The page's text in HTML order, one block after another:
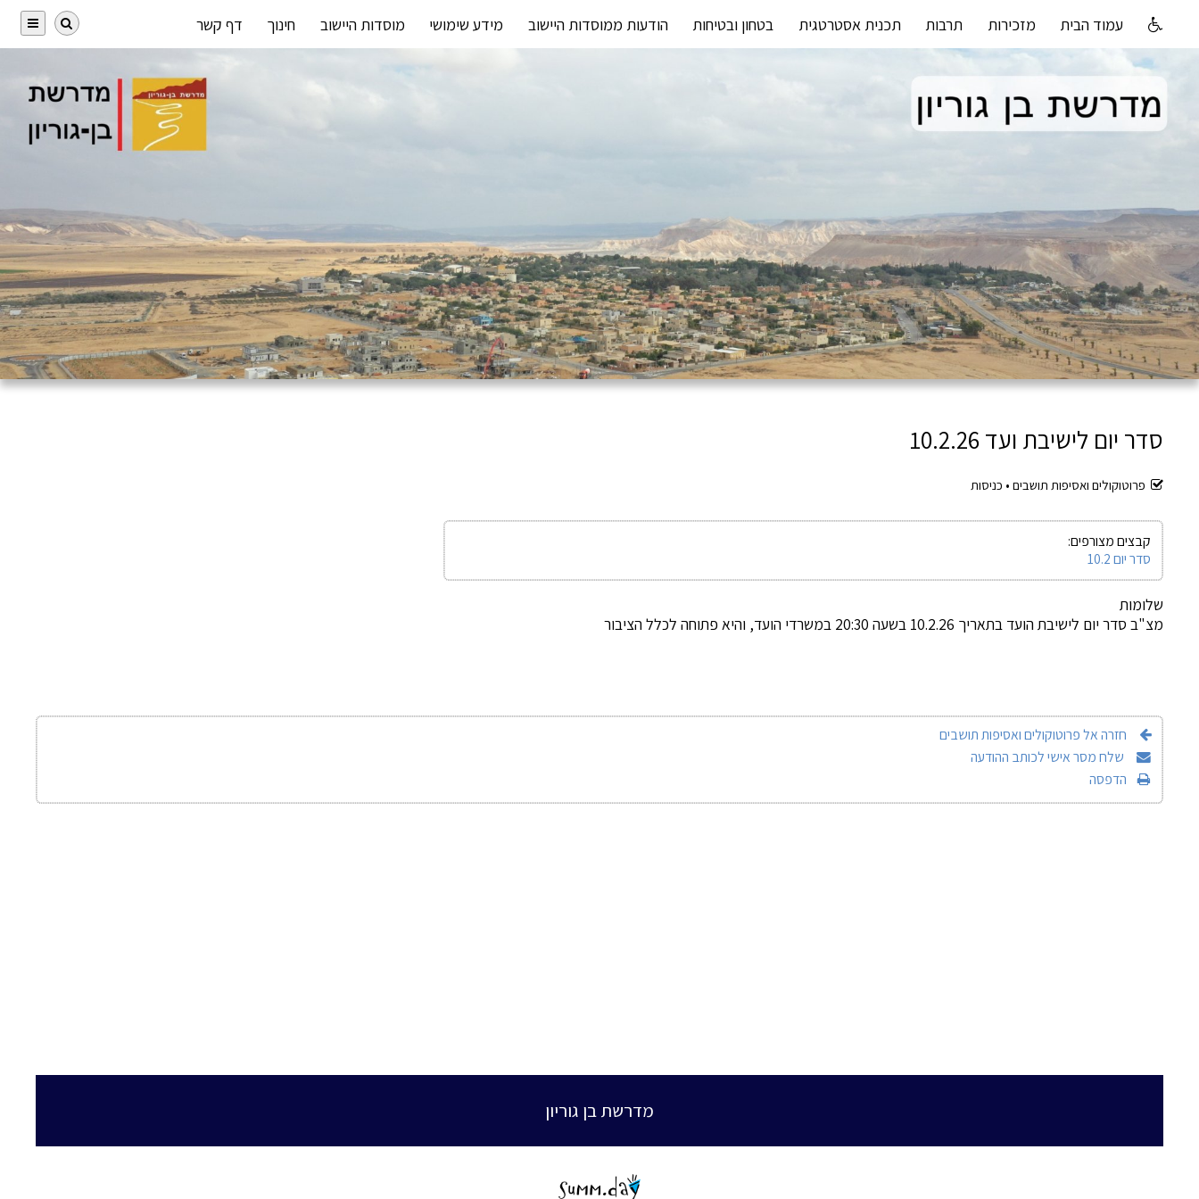
עמוד הבית מזכירות תרבות תכנית אסטרטגית בטחון ובטיחות הודעות ממוסדות היישוב מידע שימושי מוסדות היישוב חינוך דף קשר
סדר יום לישיבת ועד 10.2.26
פרוטוקולים ואסיפות תושבים • כניסות
קבצים מצורפים:
סדר יום 10.2
שלומות
מצ"ב סדר יום לישיבת הועד בתאריך 10.2.26 בשעה 20:30 במשרדי הועד, והיא פתוחה לכלל הציבור
חזרה אל פרוטוקולים ואסיפות תושבים
שלח מסר אישי לכותב ההודעה
הדפסה
מדרשת בן גוריון